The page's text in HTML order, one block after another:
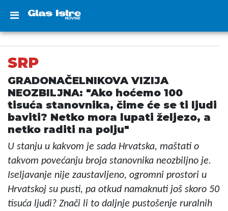
SRP
GRADONAČELNIKOVA VIZIJA
NEOZBILJNA: "Ako hoćemo 100
tisuća stanovnika, čime će se ti ljudi
baviti? Netko mora lupati željezo, a
netko raditi na polju"
U stanju u kakvom je sada Hrvatska, maštati o
takvom povećanju broja stanovnika neozbiljno je.
Iseljavanje nije zaustavljeno, ogromni prostori u
Hrvatskoj su pusti, pa otkud namaknuti još skoro 50
tisuća ljudi? Znači li to daljnje pustošenje ruralnih